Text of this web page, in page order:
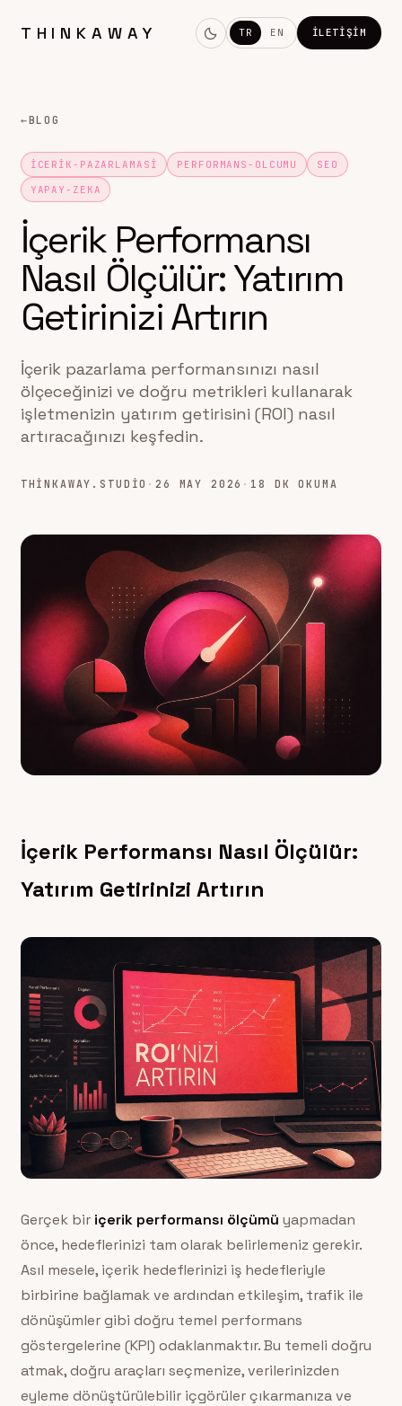
THINKAWAY TR EN İLETIŞIM
←BLOG
ICERIK-PAZARLAMASI PERFORMANS-OLCUMU
SEO
YAPAY-ZEKA
İçerik Performansı
Nasıl Ölçülür: Yatırım
Getirinizi Artırın
İçerik pazarlama performansınızı nasıl
ölçeceğinizi ve doğru metrikleri kullanarak
işletmenizin yatırım getirisini (ROI) nasıl
artıracağınızı keşfedin.
THINKAWAY.STUDIO ·26 MAY 2026 · 18 DK OKUMA
İçerik Performansı Nasıl Ölçülür:
Yatırım Getirinizi Artırın
Gerçek bir içerik performansı ölçümü yapmadan
önce, hedeflerinizi tam olarak belirlemeniz gerekir.
Asıl mesele, içerik hedeflerinizi iş hedefleriyle
birbirine bağlamak ve ardından etkileşim, trafik ile
dönüşümler gibi doğru temel performans
göstergelerine (KPI) odaklanmaktır. Bu temeli doğru
atmak, doğru araçları seçmenize, verilerinizden
eyleme dönüştürülebilir içgörüler çıkarmanıza ve